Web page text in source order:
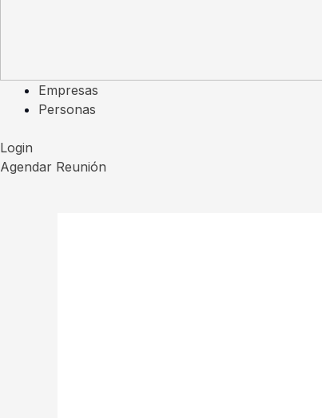
Empresas
Personas
Login
Agendar Reunión